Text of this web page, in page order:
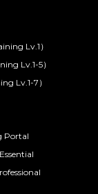
Lv.1）
Lv.1-5）
Lv.1-7）
Portal